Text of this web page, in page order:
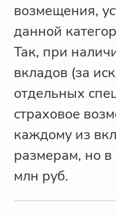
возмещения,
данной
Так, при
вкладов (за
отдельных
страховое
каждому из
размерам, но в
млн руб.